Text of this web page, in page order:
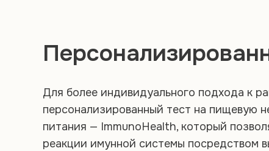
Для более индивидуального подхода к
персонализированный тест на пищевую
питания — ImmunoHealth, который
реакции имунной системы посредством